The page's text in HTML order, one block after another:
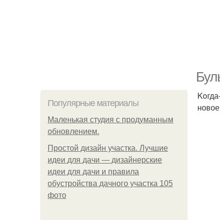
Популярные материалы
Маленькая студия с продуманным
обновлением.
Простой дизайн участка. Лучшие
идеи для дачи — дизайнерские
идеи для дачи и правила
обустройства дачного участка 105
фото